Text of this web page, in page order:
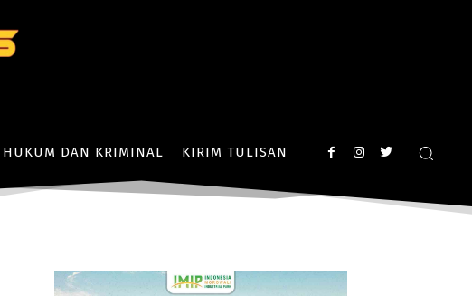
HUKUM DAN KRIMINAL KIRIM TULISAN